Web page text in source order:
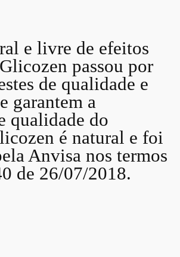
e livre de efeitos
passou por
de qualidade e
garantem a
qualidade do
é natural e foi
Anvisa nos termos
de 26/07/2018.